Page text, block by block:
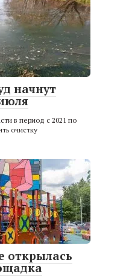
начнут
в период с 2021 по
очистку
открылась